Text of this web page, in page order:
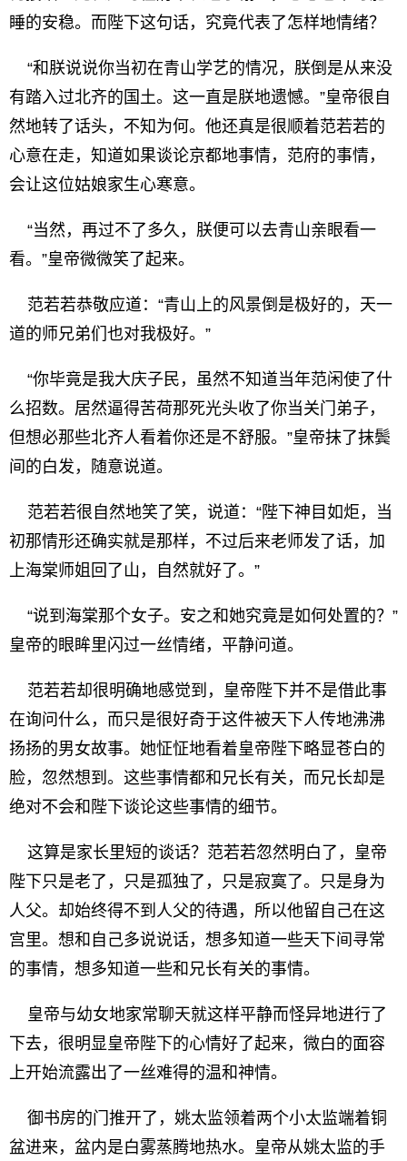
睡的安稳。而陛下这句话，究竟代表了怎样地情绪？
“和朕说说你当初在青山学艺的情况，朕倒是从来没
有踏入过北齐的国土。这一直是朕地遗憾。”皇帝很自
然地转了话头，不知为何。他还真是很顺着范若若的
心意在走，知道如果谈论京都地事情，范府的事情，
会让这位姑娘家生心寒意。
“当然，再过不了多久，朕便可以去青山亲眼看一
看。”皇帝微微笑了起来。
范若若恭敬应道：“青山上的风景倒是极好的，天一
道的师兄弟们也对我极好。”
“你毕竟是我大庆子民，虽然不知道当年范闲使了什
么招数。居然逼得苦荷那死光头收了你当关门弟子，
但想必那些北齐人看着你还是不舒服。”皇帝抹了抹鬓
间的白发，随意说道。
范若若很自然地笑了笑，说道：“陛下神目如炬，当
初那情形还确实就是那样，不过后来老师发了话，加
上海棠师姐回了山，自然就好了。”
“说到海棠那个女子。安之和她究竟是如何处置的？”
皇帝的眼眸里闪过一丝情绪，平静问道。
范若若却很明确地感觉到，皇帝陛下并不是借此事
在询问什么，而只是很好奇于这件被天下人传地沸沸
扬扬的男女故事。她怔怔地看着皇帝陛下略显苍白的
脸，忽然想到。这些事情都和兄长有关，而兄长却是
绝对不会和陛下谈论这些事情的细节。
这算是家长里短的谈话？范若若忽然明白了，皇帝
陛下只是老了，只是孤独了，只是寂寞了。只是身为
人父。却始终得不到人父的待遇，所以他留自己在这
宫里。想和自己多说说话，想多知道一些天下间寻常
的事情，想多知道一些和兄长有关的事情。
皇帝与幼女地家常聊天就这样平静而怪异地进行了
下去，很明显皇帝陛下的心情好了起来，微白的面容
上开始流露出了一丝难得的温和神情。
御书房的门推开了，姚太监领着两个小太监端着铜
盆进来，盆内是白雾蒸腾地热水。皇帝从姚太监的手